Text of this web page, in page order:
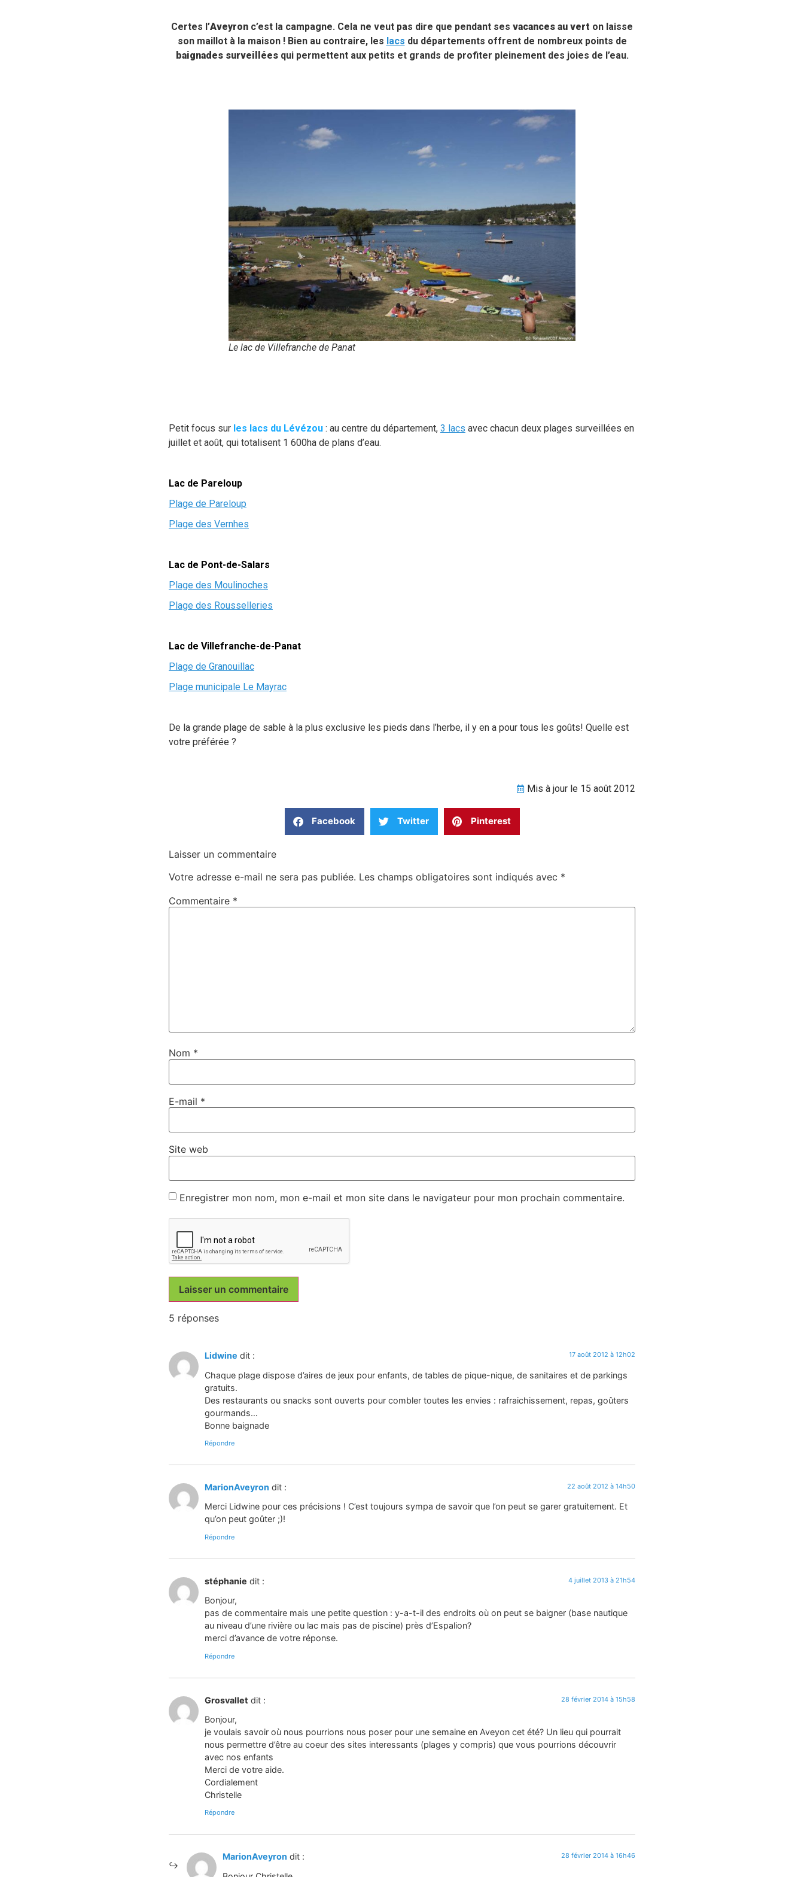
Certes l’Aveyron c’est la campagne. Cela ne veut pas dire que pendant ses vacances au vert on laisse
son maillot à la maison ! Bien au contraire, les lacs du départements offrent de nombreux points de
baignades surveilléesqui permettent aux petits et grands de profiter pleinement des joies de l’eau.
Le lac de Villefranche de Panat
Petit focus sur les lacs du Lévézou : au centre du département, 3 lacs avec chacun deux plages surveillées en
juillet et août, qui totalisent 1 600ha de plans d’eau.
Lac de Pareloup
Plage de Pareloup
Plage des Vernhes
Lac de Pont-de-Salars
Plage des Moulinoches
Plage des Rousselleries
Lac de Villefranche-de-Panat
Plage de Granouillac
Plage municipale Le Mayrac
De la grande plage de sable à la plus exclusive les pieds dans l’herbe, il y en a pour tous les goûts! Quelle est
votre préférée ?
Mis à jour le 15 août 2012
Facebook Twitter Pinterest
Laisser un commentaire
Votre adresse e-mail ne sera pas publiée. Les champs obligatoires sont indiqués avec *
Commentaire *
Nom *
E-mail *
Site web
Enregistrer mon nom, mon e-mail et mon site dans le navigateur pour mon prochain commentaire.
5 réponses
Lidwine dit : 17 août 2012 à 12h02
Chaque plage dispose d’aires de jeux pour enfants, de tables de pique-nique, de sanitaires et de parkings
gratuits.
Des restaurants ou snacks sont ouverts pour combler toutes les envies : rafraichissement, repas, goûters
gourmands…
Bonne baignade
Répondre
MarionAveyron dit : 22 août 2012 à 14h50
Merci Lidwine pour ces précisions ! C’est toujours sympa de savoir que l’on peut se garer gratuitement. Et
qu’on peut goûter ;)!
Répondre
stéphanie dit : 4 juillet 2013 à 21h54
Bonjour,
pas de commentaire mais une petite question : y-a-t-il des endroits où on peut se baigner (base nautique
au niveau d’une rivière ou lac mais pas de piscine) près d’Espalion?
merci d’avance de votre réponse.
Répondre
Grosvallet dit : 28 février 2014 à 15h58
Bonjour,
je voulais savoir où nous pourrions nous poser pour une semaine en Aveyon cet été? Un lieu qui pourrait
nous permettre d’être au coeur des sites interessants (plages y compris) que vous pourrions découvrir
avec nos enfants
Merci de votre aide.
Cordialement
Christelle
Répondre
MarionAveyron dit : 28 février 2014 à 16h46